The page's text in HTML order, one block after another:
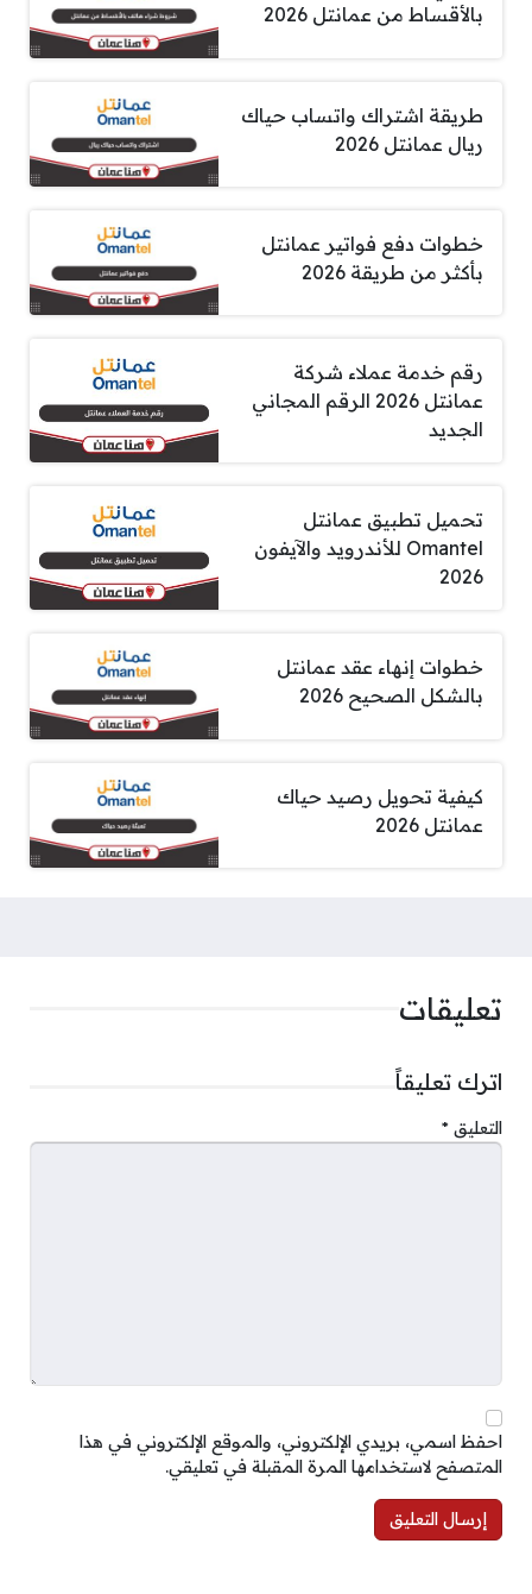
بالأقساط من عمانتل 2026
طريقة اشتراك واتساب حياك
ريال عمانتل 2026
خطوات دفع فواتير عمانتل
بأكثر من طريقة 2026
رقم خدمة عملاء شركة
عمانتل 2026 الرقم المجاني
الجديد
تحميل تطبيق عمانتل
Omantel للأندرويد والآيفون
2026
خطوات إنهاء عقد عمانتل
بالشكل الصحيح 2026
كيفية تحويل رصيد حياك
عمانتل 2026
تعليقات
اترك تعليقاً
التعليق *
احفظ اسمي، بريدي الإلكتروني، والموقع الإلكتروني في هذا
المتصفح لاستخدامها المرة المقبلة في تعليقي.